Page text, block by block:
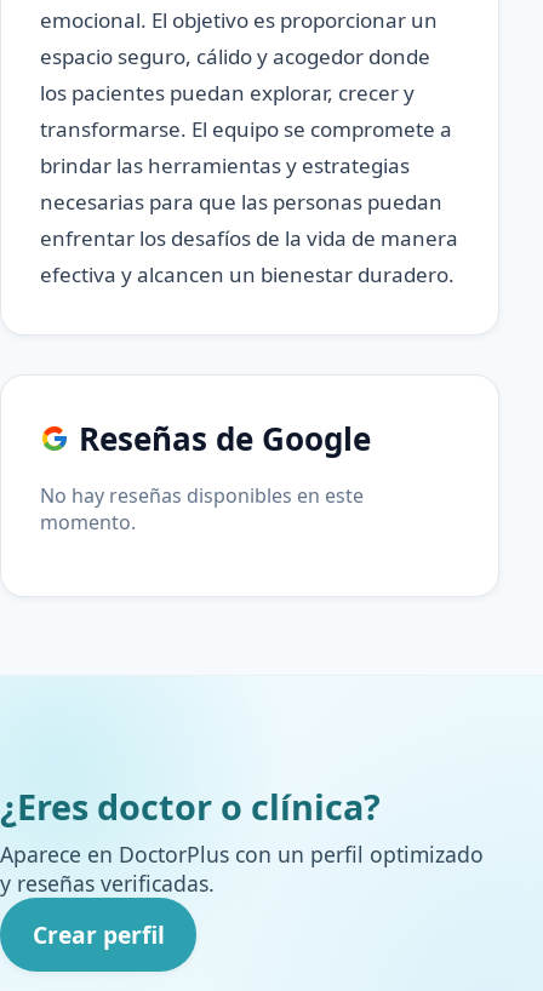
emocional. El objetivo es proporcionar un
espacio seguro, cálido y acogedor donde
los pacientes puedan explorar, crecer y
transformarse. El equipo se compromete a
brindar las herramientas y estrategias
necesarias para que las personas puedan
enfrentar los desafíos de la vida de manera
efectiva y alcancen un bienestar duradero.
Reseñas de Google
No hay reseñas disponibles en este
momento.
¿Eres doctor o clínica?
Aparece en DoctorPlus con un perfil optimizado
y reseñas verificadas.
Crear perfil